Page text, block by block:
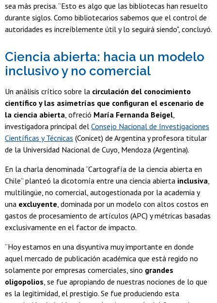
sea más precisa. “Esto es algo que las bibliotecas han resuelto
durante siglos. Como bibliotecarios sabemos que el control de
autoridades es increíblemente útil y lo seguirá siendo", concluyó.
Ciencia abierta: hacia un modelo
inclusivo y no comercial
Un análisis crítico sobre la circulación del conocimiento
científico y las asimetrías que configuran el escenario de
la ciencia abierta , ofreció María Fernanda Beigel
investigadora principal del Consejo Nacional de Investigaciones
Científicas y Técnicas (Conicet) de Argentina y profesora titular
de la Universidad Nacional de Cuyo, Mendoza (Argentina).
En la charla denominada “Cartografía de la ciencia abierta en
Chile” planteó la dicotomía entre una ciencia abierta inclusiva
multilingüe, no comercial, autogestionada por la academia y
una excluyente , dominada por un modelo con altos costos en
gastos de procesamiento de artículos (APC) y métricas basadas
exclusivamente en el factor de impacto.
“Hoy estamos en una disyuntiva muy importante en donde
aquel mercado de publicación académica que está regido no
solamente por empresas comerciales, sino grandes
oligopolios , se fue apropiando de nuestras nociones de lo que
es la legitimidad, el prestigio. Se fue produciendo esta